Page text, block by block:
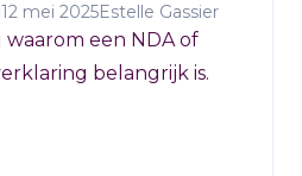
12 mei 2025Estelle Gassier
een NDA of
belangrijk is.